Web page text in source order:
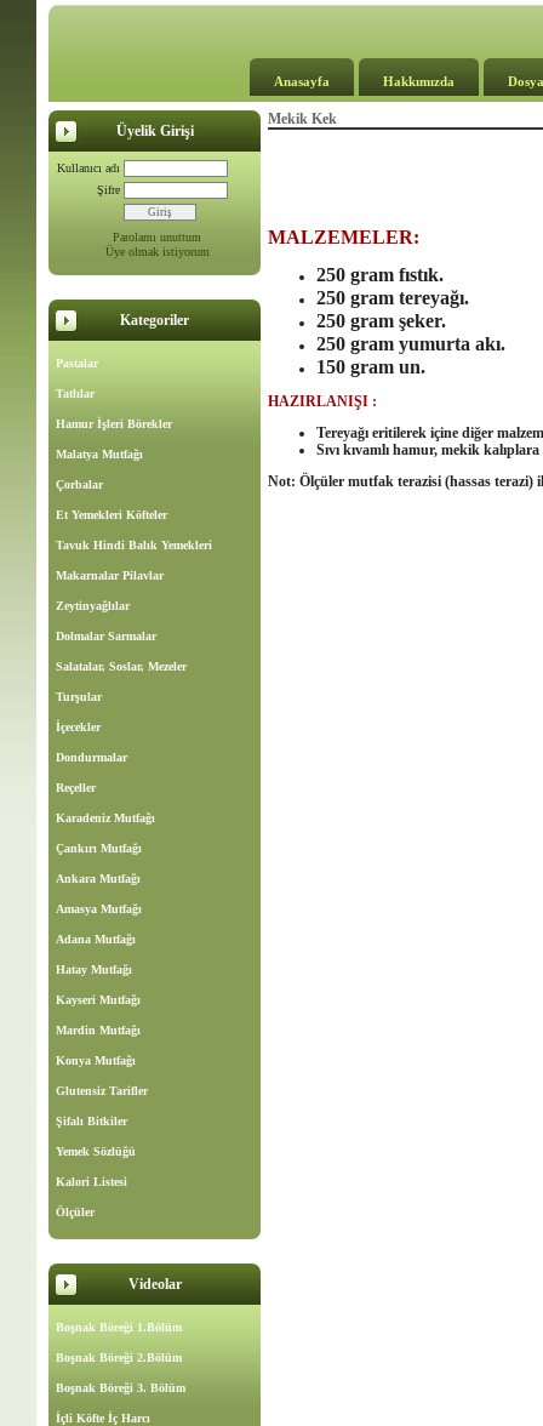
Anasayfa Hakkımızda
Üyelik Girişi
Kullanıcı adı
Şifre
Parolamı unuttum
Üye olmak istiyorum
Kategoriler
Pastalar
Tatlılar
Hamur İşleri Börekler
Malatya Mutfağı
Çorbalar
Et Yemekleri Köfteler
Tavuk Hindi Balık Yemekleri
Makarnalar Pilavlar
Zeytinyağlılar
Dolmalar Sarmalar
Salatalar, Soslar, Mezeler
Turşular
İçecekler
Dondurmalar
Reçeller
Karadeniz Mutfağı
Çankırı Mutfağı
Ankara Mutfağı
Amasya Mutfağı
Adana Mutfağı
Hatay Mutfağı
Kayseri Mutfağı
Mardin Mutfağı
Konya Mutfağı
Glutensiz Tarifler
Şifalı Bitkiler
Yemek Sözlüğü
Kalori Listesi
Ölçüler
Videolar
Boşnak Böreği 1.Bölüm
Boşnak Böreği 2.Bölüm
Boşnak Böreği 3. Bölüm
İçli Köfte İç Harcı
Mekik Kek
MALZEMELER:
250 gram fıstık.
250 gram tereyağı.
250 gram şeker.
250 gram yumurta akı.
150 gram un.
HAZIRLANIŞI :
Tereyağı eritilerek içine diğer
Sıvı kıvamlı hamur, mekik
Not: Ölçüler mutfak terazisi (hassas terazi)